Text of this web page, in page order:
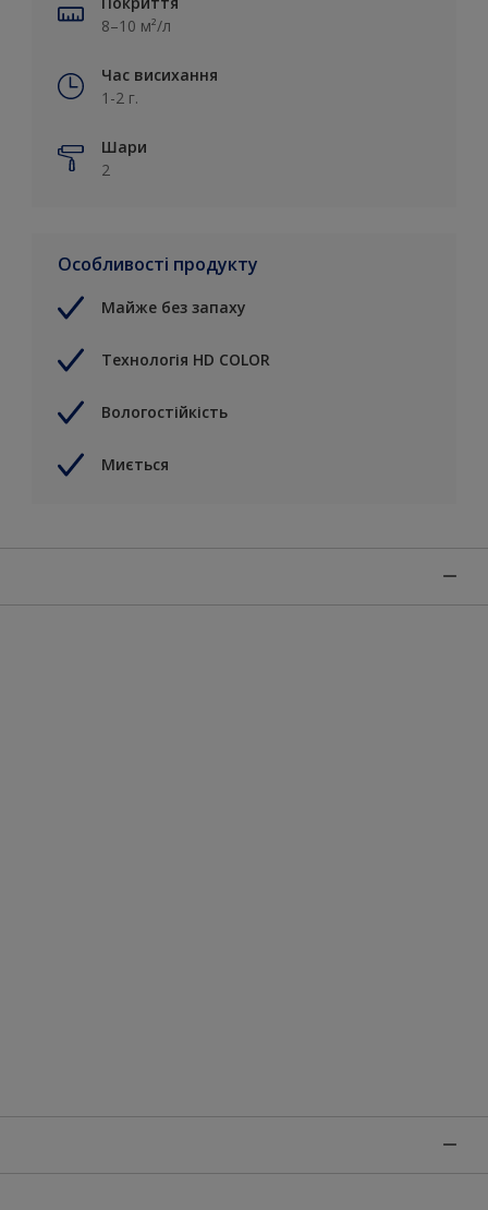
8–10 м²/л
Час висихання
1-2 г.
Шари
2
Особливості продукту
Майже без запаху
Технологія HD COLOR
Вологостійкість
Миється